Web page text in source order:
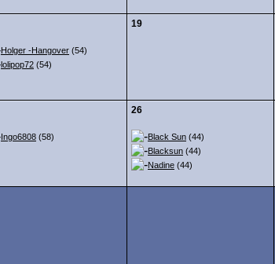
Holger -Hangover (54)
lolipop72 (54)
19
Ingo6808 (58)
26
Black Sun (44)
Blacksun (44)
Nadine (44)